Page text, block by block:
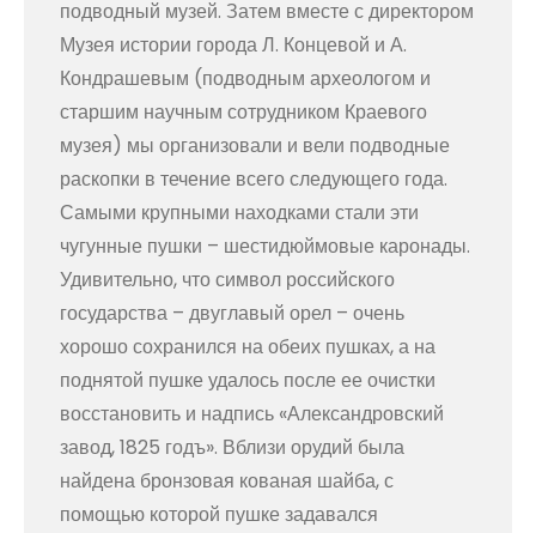
подводный музей. Затем вместе с директором
Музея истории города Л. Концевой и А.
Кондрашевым (подводным археологом и
старшим научным сотрудником Краевого
музея) мы организовали и вели подводные
раскопки в течение всего следующего года.
Самыми крупными находками стали эти
чугунные пушки – шестидюймовые каронады.
Удивительно, что символ российского
государства – двуглавый орел – очень
хорошо сохранился на обеих пушках, а на
поднятой пушке удалось после ее очистки
восстановить и надпись «Александровский
завод, 1825 годъ». Вблизи орудий была
найдена бронзовая кованая шайба, с
помощью которой пушке задавался